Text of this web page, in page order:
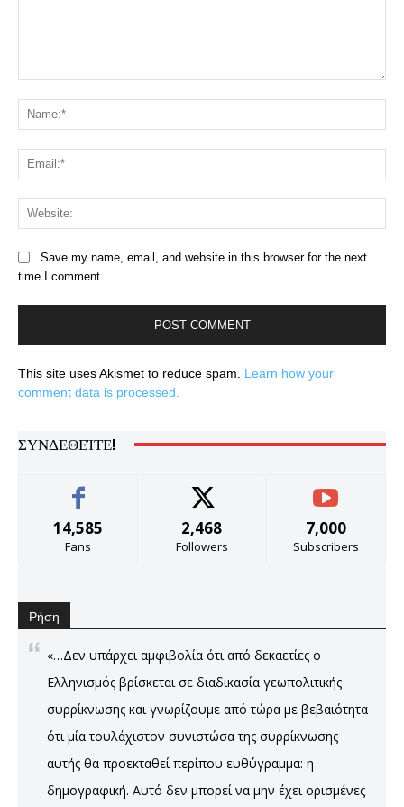
Save my name, email, and website in this browser for the next
time I comment.
This site uses Akismet to reduce spam. Learn how your
comment data is processed.
ΣΥΝΔΕΘΕΊΤΕ!
14,585
Fans
2,468
Followers
7,000
Subscribers
Ρήση
«…Δεν υπάρχει αμφιβολία ότι από δεκαετίες ο
Ελληνισμός βρίσκεται σε διαδικασία γεωπολιτικής
συρρίκνωσης και γνωρί­ζουμε από τώρα με βεβαιότητα
ότι μία τουλάχιστον συνιστώσα της συρρίκνωσης
αυτής θα προεκταθεί περίπου ευθύγραμμα: η
δημογραφική. Αυτό δεν μπορεί να μην έχει ορισμένες